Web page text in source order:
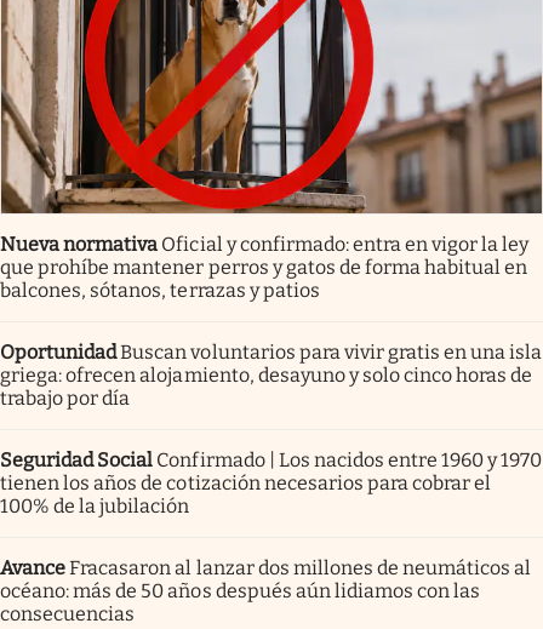
Nueva normativa Oficial y confirmado: entra en vigor la ley
que prohíbe mantener perros y gatos de forma habitual en
balcones, sótanos, terrazas y patios
OportunidadBuscan voluntarios para vivir gratis en una isla
griega: ofrecen alojamiento, desayuno y solo cinco horas de
trabajo por día
Seguridad Social Confirmado | Los nacidos entre 1960 y 1970
tienen los años de cotización necesarios para cobrar el
100% de la jubilación
AvanceFracasaron al lanzar dos millones de neumáticos al
océano: más de 50 años después aún lidiamos con las
consecuencias